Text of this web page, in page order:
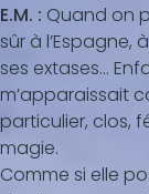
E.M. : Quand on
sûr à l’Espagne,
ses extases...
m’apparaissait
particulier, clos,
magie.
Comme si elle